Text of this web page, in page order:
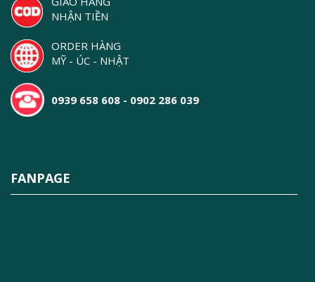
NHẬN TIỀN
ORDER HÀNG
MỸ - ÚC - NHẬT
0939 658 608 - 0902 286 039
FANPAGE